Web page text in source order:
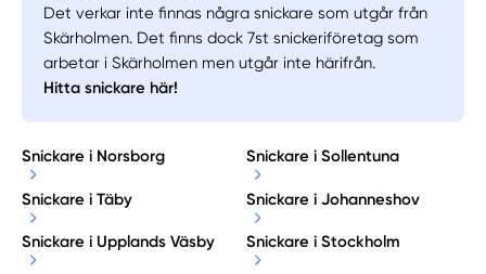
Det verkar inte finnas några snickare som utgår från
Skärholmen. Det finns dock 7st snickeriföretag som
arbetar i Skärholmen men utgår inte härifrån.
Hitta snickare här!
Snickare i Norsborg Snickare i Sollentuna
Snickare i Täby Snickare i Johanneshov
Snickare i Upplands Väsby Snickare i Stockholm